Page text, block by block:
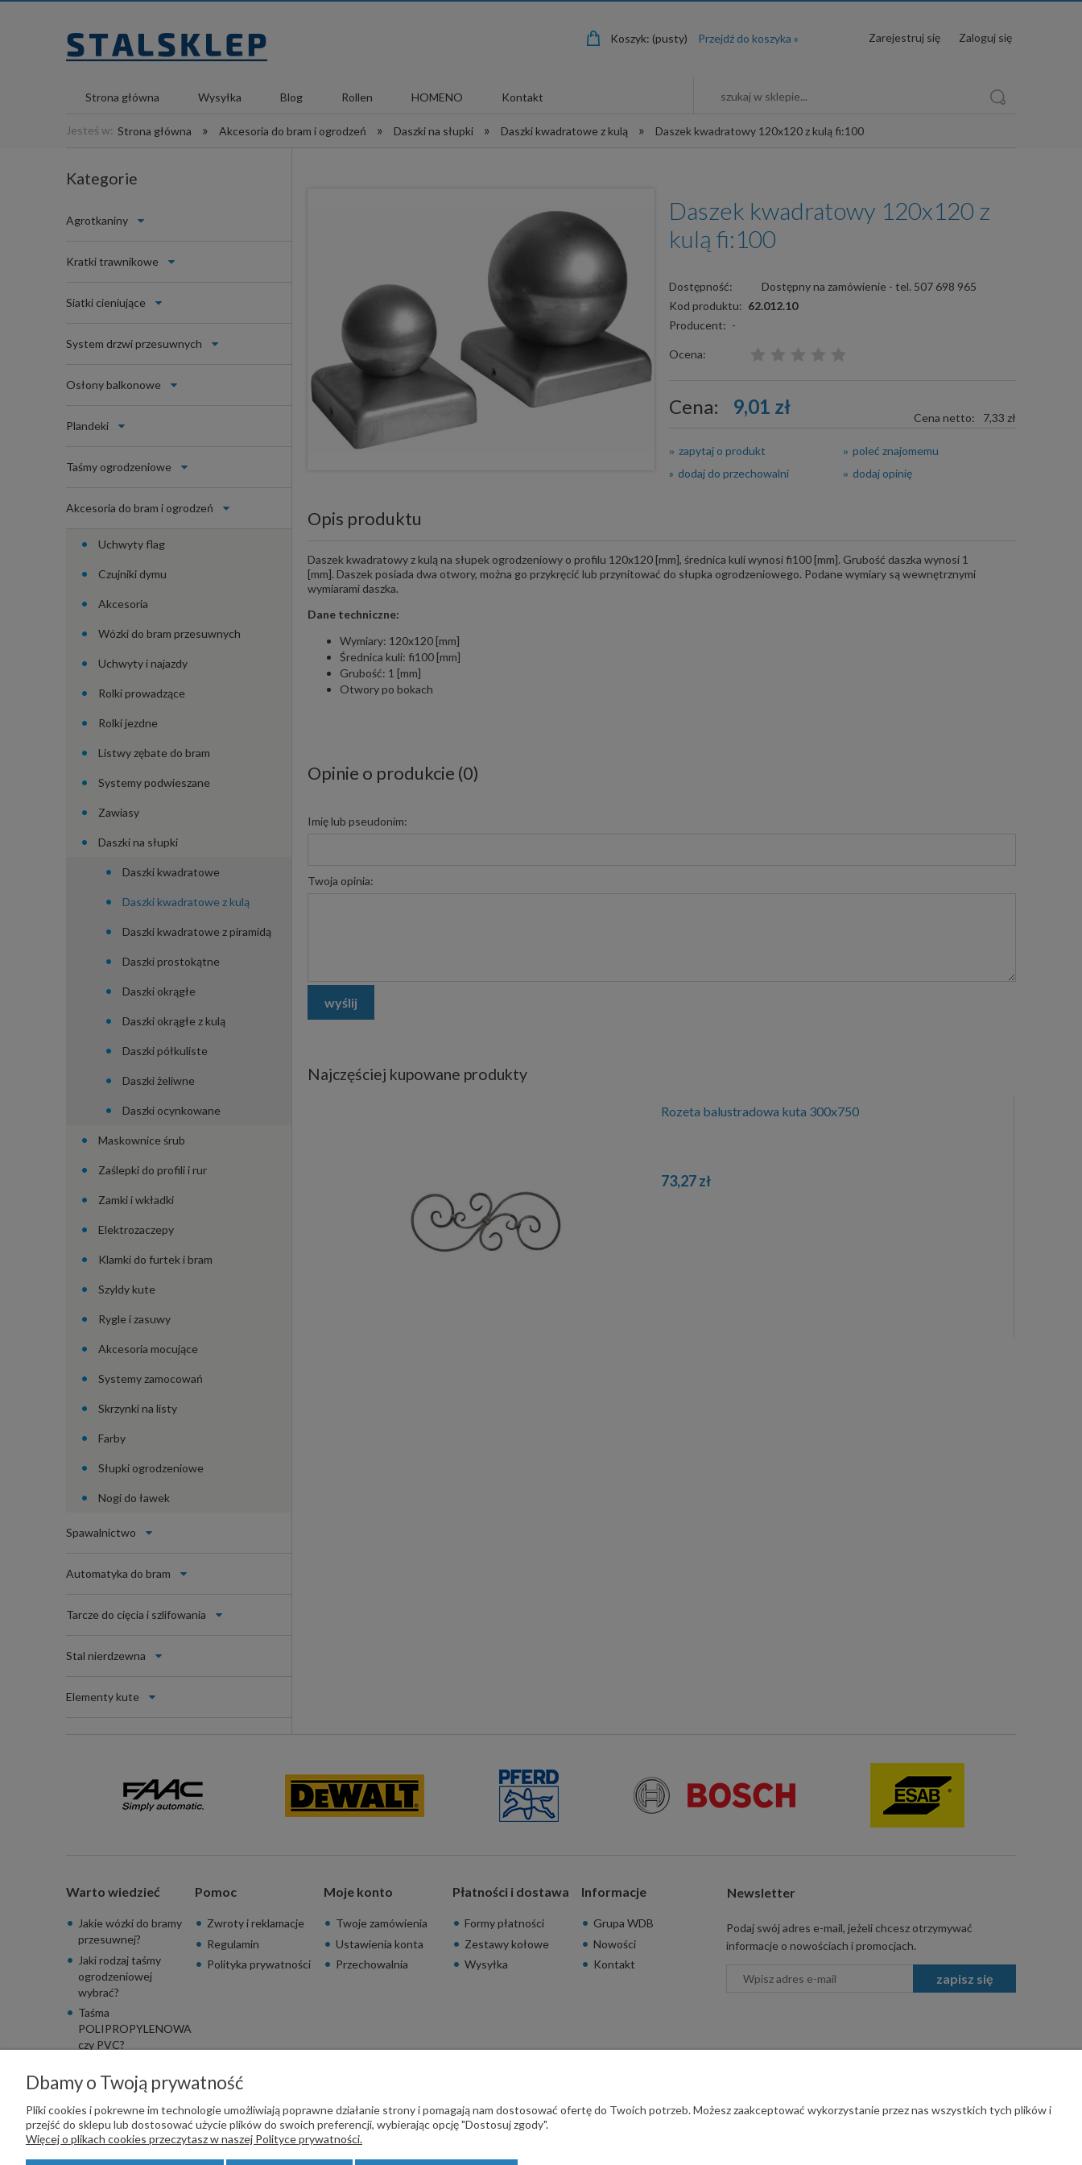
Zarejestruj się Zaloguj się
Koszyk: (pusty)
Strona główna Wysyłka Blog Rollen HOMENO Kontakt
Jesteś w: Strona główna » Akcesoria do bram i ogrodzeń » Daszki na słupki » Daszki kwadratowe z kulą » Daszek kwadratowy 120x120 z kulą fi:100
Kategorie
Agrotkaniny
Kratki trawnikowe
Siatki cieniujące
System drzwi przesuwnych
Osłony balkonowe
Plandeki
Taśmy ogrodzeniowe
Akcesoria do bram i ogrodzeń
Uchwyty flag
Czujniki dymu
Akcesoria
Wózki do bram przesuwnych
Uchwyty i najazdy
Rolki prowadzące
Rolki jezdne
Listwy zębate do bram
Systemy podwieszane
Zawiasy
Daszki na słupki
Daszki kwadratowe
Daszki kwadratowe z kulą
Daszki kwadratowe z piramidą
Daszki prostokątne
Daszki okrągłe
Daszki okrągłe z kulą
Daszki półkuliste
Daszki żeliwne
Daszki ocynkowane
Maskownice śrub
Zaślepki do profili i rur
Zamki i wkładki
Elektrozaczepy
Klamki do furtek i bram
Szyldy kute
Rygle i zasuwy
Akcesoria mocujące
Systemy zamocowań
Skrzynki na listy
Farby
Słupki ogrodzeniowe
Nogi do ławek
Spawalnictwo
Automatyka do bram
Tarcze do cięcia i szlifowania
Stal nierdzewna
Elementy kute
Daszek kwadratowy 120x120 z
kulą fi:100
Dostępność:
Dostępny na zamówienie - tel. 507 698 965
Kod produktu: 62.012.10
Producent: -
Ocena:
Cena: 9,01 zł Cena netto: 7,33 zł
zapytaj o produkt
poleć znajomemu
dodaj do przechowalni
dodaj opinię
Opis produktu
Daszek kwadratowy z kulą na słupek ogrodzeniowy o profilu 120x120 [mm], średnica kuli wynosi fi100 [mm]. Grubość daszka wynosi 1
[mm]. Daszek posiada dwa otwory, można go przykręcić lub przynitować do słupka ogrodzeniowego. Podane wymiary są wewnętrznymi
wymiarami daszka.
Dane techniczne:
Wymiary: 120x120 [mm]
Średnica kuli: fi100 [mm]
Grubość: 1 [mm]
Otwory po bokach
Opinie o produkcie (0)
Imię lub pseudonim:
Twoja opinia:
wyślij
Najczęściej kupowane produkty
Rozeta balustradowa kuta 300x750
73,27 zł
Newsletter
Podaj swój adres e-mail, jeżeli chcesz otrzymywać
informacje o nowościach i promocjach.
zapisz się
Warto wiedzieć
Jakie wózki do bramy
przesuwnej?
Jaki rodzaj taśmy
ogrodzeniowej
wybrać?
Taśma
POLIPROPYLENOWA
czy PVC?
Pomoc
Zwroty i reklamacje
Regulamin
Polityka prywatności
Moje konto
Twoje zamówienia
Ustawienia konta
Przechowalnia
Płatności i dostawa
Formy płatności
Zestawy kołowe
Wysyłka
Informacje
Grupa WDB
Nowości
Kontakt
PŁATNOŚCI OBSŁUGUJE:
Dbamy o Twoją prywatność
Pliki cookies i pokrewne im technologie umożliwiają poprawne działanie strony i pomagają nam dostosować ofertę do Twoich potrzeb. Możesz zaakceptować wykorzystanie przez nas wszystkich tych plików i
przejść do sklepu lub dostosować użycie plików do swoich preferencji, wybierając opcję "Dostosuj zgody".
Więcej o plikach cookies przeczytasz w naszej Polityce prywatności.